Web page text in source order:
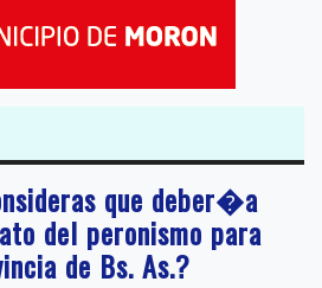
que deber�a
del peronismo para
de Bs. As.?